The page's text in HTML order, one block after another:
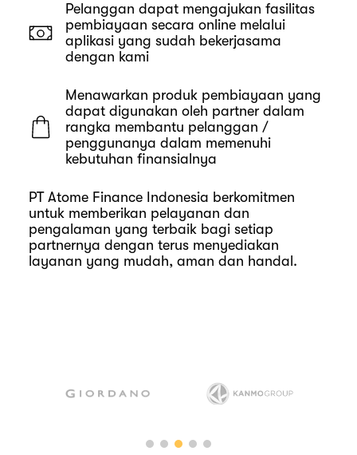
Pelanggan dapat mengajukan fasilitas
pembiayaan secara online melalui
aplikasi yang sudah bekerjasama
dengan kami
Menawarkan produk pembiayaan yang
dapat digunakan oleh partner dalam
rangka membantu pelanggan /
penggunanya dalam memenuhi
kebutuhan finansialnya
PT Atome Finance Indonesia berkomitmen
untuk memberikan pelayanan dan
pengalaman yang terbaik bagi setiap
partnernya dengan terus menyediakan
layanan yang mudah, aman dan handal.